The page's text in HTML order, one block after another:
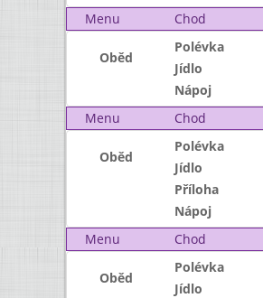
Menu
Chod
Oběd
Polévka
Jídlo
Nápoj
Menu
Chod
Oběd
Polévka
Jídlo
Příloha
Nápoj
Menu
Chod
Oběd
Polévka
Jídlo